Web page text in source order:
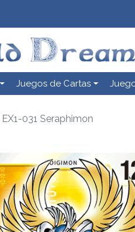
Juegos de Cartas
EX1-031 Seraphimon